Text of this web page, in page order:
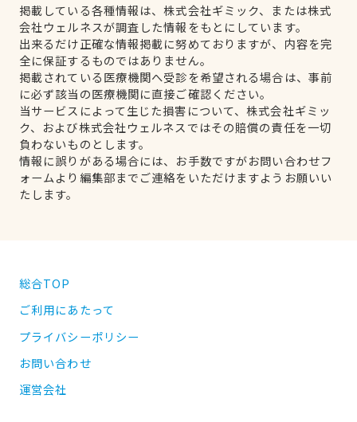
掲載している各種情報は、株式会社ギミック、または株式
会社ウェルネスが調査した情報をもとにしています。
出来るだけ正確な情報掲載に努めておりますが、内容を完
全に保証するものではありません。
掲載されている医療機関へ受診を希望される場合は、事前
に必ず該当の医療機関に直接ご確認ください。
当サービスによって生じた損害について、株式会社ギミッ
ク、および株式会社ウェルネスではその賠償の責任を一切
負わないものとします。
情報に誤りがある場合には、お手数ですがお問い合わせフ
ォームより編集部までご連絡をいただけますようお願いい
たします。
総合TOP
ご利用にあたって
プライバシーポリシー
お問い合わせ
運営会社